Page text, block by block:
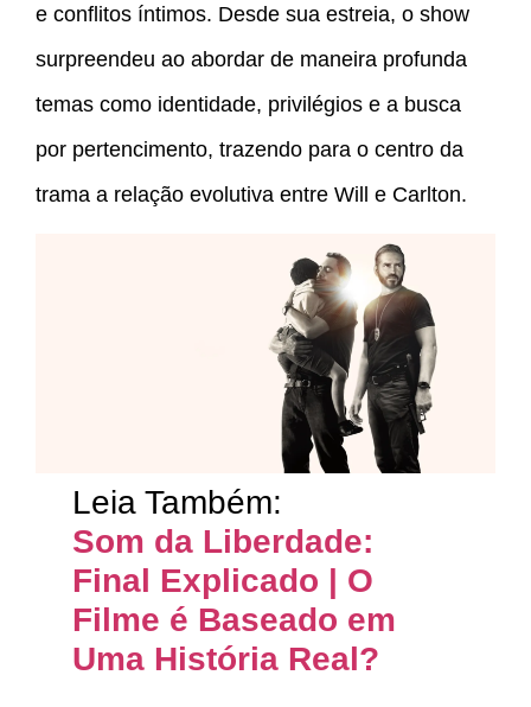
e conflitos íntimos. Desde sua estreia, o show
surpreendeu ao abordar de maneira profunda
temas como identidade, privilégios e a busca
por pertencimento, trazendo para o centro da
trama a relação evolutiva entre Will e Carlton.
Leia Também:
Som da Liberdade:
Final Explicado | O
Filme é Baseado em
Uma História Real?